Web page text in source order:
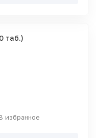
таб.)
избранное